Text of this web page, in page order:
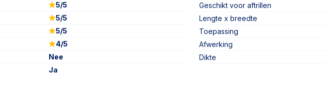
5/5
5/5
5/5
4/5
Nee
Ja
Geschikt voor aftrillen
Lengte x breedte
Toepassing
Afwerking
Dikte